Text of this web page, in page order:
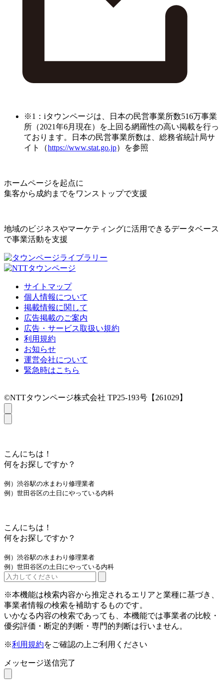
※1：iタウンページは、日本の民営事業所数516万事業
所（2021年6月現在）を上回る網羅性の高い掲載を行っ
ております。日本の民営事業所数は、総務省統計局サ
イト（https://www.stat.go.jp）を参照
ホームページを起点に
集客から成約までをワンストップで支援
地域のビジネスやマーケティングに活用できるデータベース
で事業活動を支援
サイトマップ
個人情報について
掲載情報に関して
広告掲載のご案内
広告・サービス取扱い規約
利用規約
お知らせ
運営会社について
緊急時はこちら
©NTTタウンページ株式会社 TP25-193号【261029】
こんにちは！
何をお探しですか？
例）渋谷駅の水まわり修理業者
例）世田谷区の土日にやっている内科
こんにちは！
何をお探しですか？
例）渋谷駅の水まわり修理業者
例）世田谷区の土日にやっている内科
※本機能は検索内容から推定されるエリアと業種に基づき、
事業者情報の検索を補助するものです。
いかなる内容の検索であっても、本機能では事業者の比較・
優劣評価・断定的判断・専門的判断は行いません。
※利用規約をご確認の上ご利用ください
メッセージ送信完了